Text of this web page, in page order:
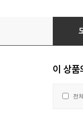
명탐정
이 상품
전체